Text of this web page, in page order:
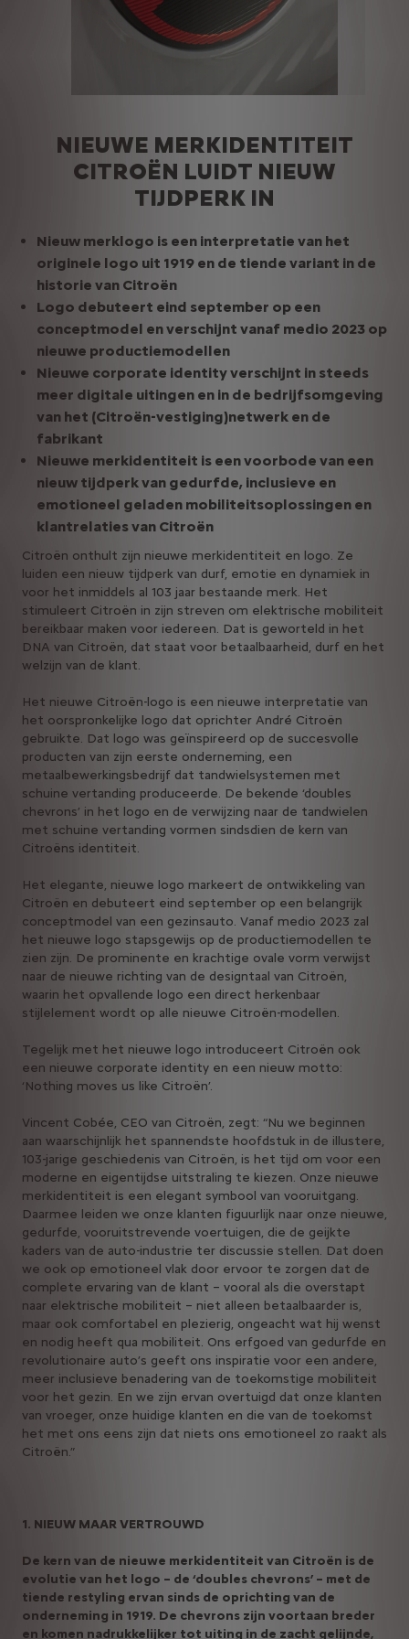
NIEUWE MERKIDENTITEIT
CITROËN LUIDT NIEUW
TIJDPERK IN
Nieuw merklogo is een interpretatie van het
originele logo uit 1919 en de tiende variant in de
historie van Citroën
Logo debuteert eind september op een
conceptmodel en verschijnt vanaf medio 2023 op
nieuwe productiemodellen
Nieuwe corporate identity verschijnt in steeds
meer digitale uitingen en in de bedrijfsomgeving
van het (Citroën-vestiging)netwerk en de
fabrikant
Nieuwe merkidentiteit is een voorbode van een
nieuw tijdperk van gedurfde, inclusieve en
emotioneel geladen mobiliteitsoplossingen en
klantrelaties van Citroën
Citroën onthult zijn nieuwe merkidentiteit en logo. Ze
luiden een nieuw tijdperk van durf, emotie en dynamiek in
voor het inmiddels al 103 jaar bestaande merk. Het
stimuleert Citroën in zijn streven om elektrische mobiliteit
bereikbaar maken voor iedereen. Dat is geworteld in het
DNA van Citroën, dat staat voor betaalbaarheid, durf en het
welzijn van de klant.
Het nieuwe Citroën-logo is een nieuwe interpretatie van
het oorspronkelijke logo dat oprichter André Citroën
gebruikte. Dat logo was geïnspireerd op de succesvolle
producten van zijn eerste onderneming, een
metaalbewerkingsbedrijf dat tandwielsystemen met
schuine vertanding produceerde. De bekende ‘doubles
chevrons’ in het logo en de verwijzing naar de tandwielen
met schuine vertanding vormen sindsdien de kern van
Citroëns identiteit.
Het elegante, nieuwe logo markeert de ontwikkeling van
Citroën en debuteert eind september op een belangrijk
conceptmodel van een gezinsauto. Vanaf medio 2023 zal
het nieuwe logo stapsgewijs op de productiemodellen te
zien zijn. De prominente en krachtige ovale vorm verwijst
naar de nieuwe richting van de designtaal van Citroën,
waarin het opvallende logo een direct herkenbaar
stijlelement wordt op alle nieuwe Citroën-modellen.
Tegelijk met het nieuwe logo introduceert Citroën ook
een nieuwe corporate identity en een nieuw motto:
‘Nothing moves us like Citroën’.
Vincent Cobée, CEO van Citroën, zegt: “Nu we beginnen
aan waarschijnlijk het spannendste hoofdstuk in de illustere,
103-jarige geschiedenis van Citroën, is het tijd om voor een
moderne en eigentijdse uitstraling te kiezen. Onze nieuwe
merkidentiteit is een elegant symbool van vooruitgang.
Daarmee leiden we onze klanten figuurlijk naar onze nieuwe,
gedurfde, vooruitstrevende voertuigen, die de geijkte
kaders van de auto-industrie ter discussie stellen. Dat doen
we ook op emotioneel vlak door ervoor te zorgen dat de
complete ervaring van de klant – vooral als die overstapt
naar elektrische mobiliteit – niet alleen betaalbaarder is,
maar ook comfortabel en plezierig, ongeacht wat hij wenst
en nodig heeft qua mobiliteit. Ons erfgoed van gedurfde en
revolutionaire auto’s geeft ons inspiratie voor een andere,
meer inclusieve benadering van de toekomstige mobiliteit
voor het gezin. En we zijn ervan overtuigd dat onze klanten
van vroeger, onze huidige klanten en die van de toekomst
het met ons eens zijn dat niets ons emotioneel zo raakt als
Citroën.”
1. NIEUW MAAR VERTROUWD
De kern van de nieuwe merkidentiteit van Citroën is de
evolutie van het logo – de ‘doubles chevrons’ – met de
tiende restyling ervan sinds de oprichting van de
onderneming in 1919. De chevrons zijn voortaan breder
en komen nadrukkelijker tot uiting in de zacht gelijnde,